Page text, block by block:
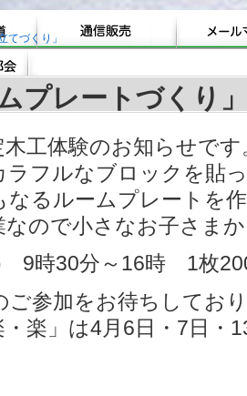
てづくり」
ムプレートづくり」
木工体験のお知らせです
ラフルなブロックを貼
なるルームプレートを
なので小さなお子さま
9時30分～16時 1枚
ご参加をお待ちしてお
楽」は4月6日・7日・